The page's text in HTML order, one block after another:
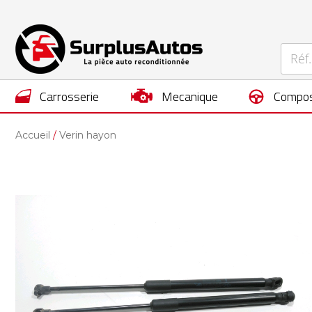
carrosserie mecanique
Accueil Verin hayon